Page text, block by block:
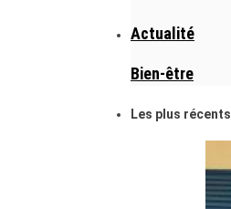
Actualité
Bien-être
Les plus récents